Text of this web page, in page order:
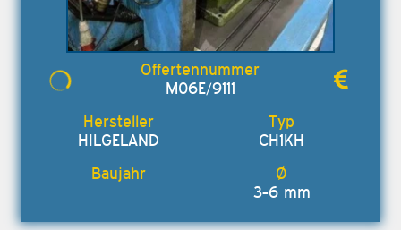
M06E/9111
HILGELAND CH1KH
3-6 mm